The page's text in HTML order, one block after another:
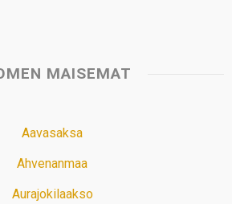
MAISEMAT
Aavasaksa
Ahvenanmaa
Aurajokilaakso